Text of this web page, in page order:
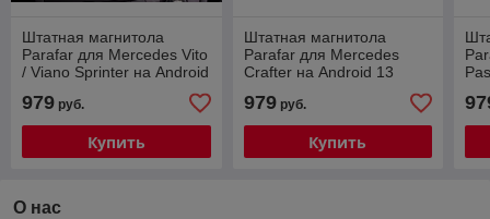
Штатная магнитола
Parafar для Mercedes Vito
/ Viano Sprinter на Android
979 руб.
Купить
Штатная магнитола
Parafar для Mercedes
Crafter на Android 13
979руб.
Купить
О нас